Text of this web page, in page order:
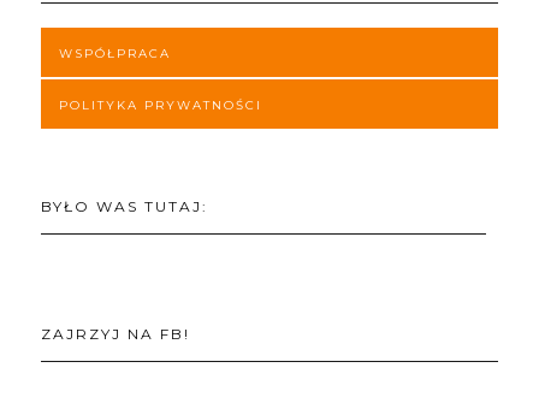
WSPÓŁPRACA
POLITYKA PRYWATNOŚCI
BYŁO WAS TUTAJ:
ZAJRZYJ NA FB!